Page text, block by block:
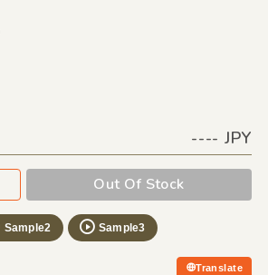
---- JPY
Out Of Stock
Sample2 Sample3
Translate